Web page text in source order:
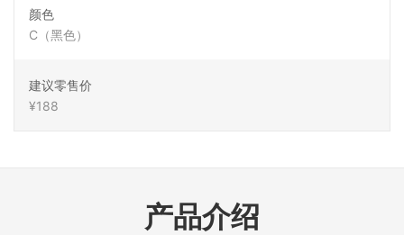
颜色
C（黑色）
建议零售价
¥188
产品介绍